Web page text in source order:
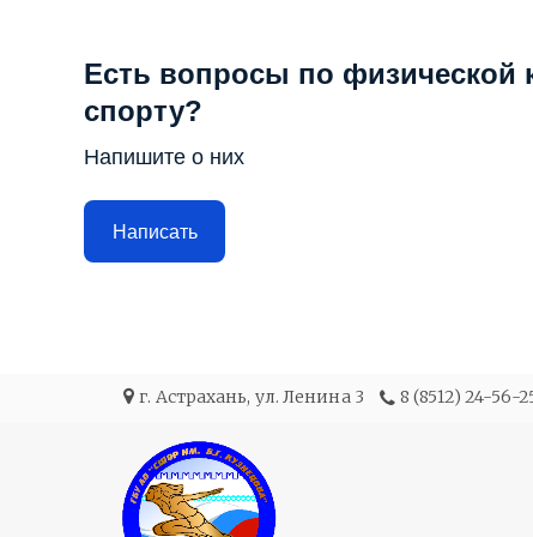
Есть вопросы по физической
спорту?
Напишите о них
Написать
г. Астрахань, ул. Ленина 3 8 (8512) 24-56-